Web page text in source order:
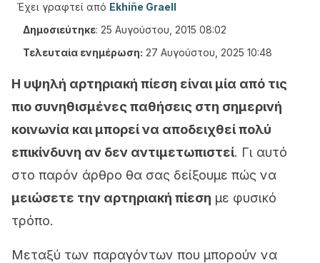
Έχει γραφτεί από Ekhiñe Graell
Δημοσιεύτηκε: 25 Αυγούστου, 2015 08:02
Τελευταία ενημέρωση: 27 Αυγούστου, 2025 10:48
Η υψηλή αρτηριακή πίεση είναι μία από τις
πιο συνηθισμένες παθήσεις στη σημερινή
κοινωνία και μπορεί να αποδειχθεί πολύ
επικίνδυνη αν δεν αντιμετωπιστεί. Γι αυτό
στο παρόν άρθρο θα σας δείξουμε πώς να
μειώσετε την αρτηριακή πίεση με φυσικό
τρόπο.
Μεταξύ των παραγόντων που μπορούν να